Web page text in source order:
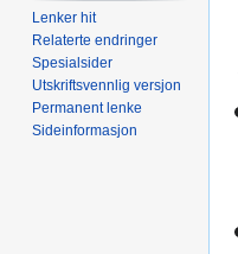
Lenker hit
Relaterte endringer
Spesialsider
Utskriftsvennlig versjon
Permanent lenke
Sideinformasjon